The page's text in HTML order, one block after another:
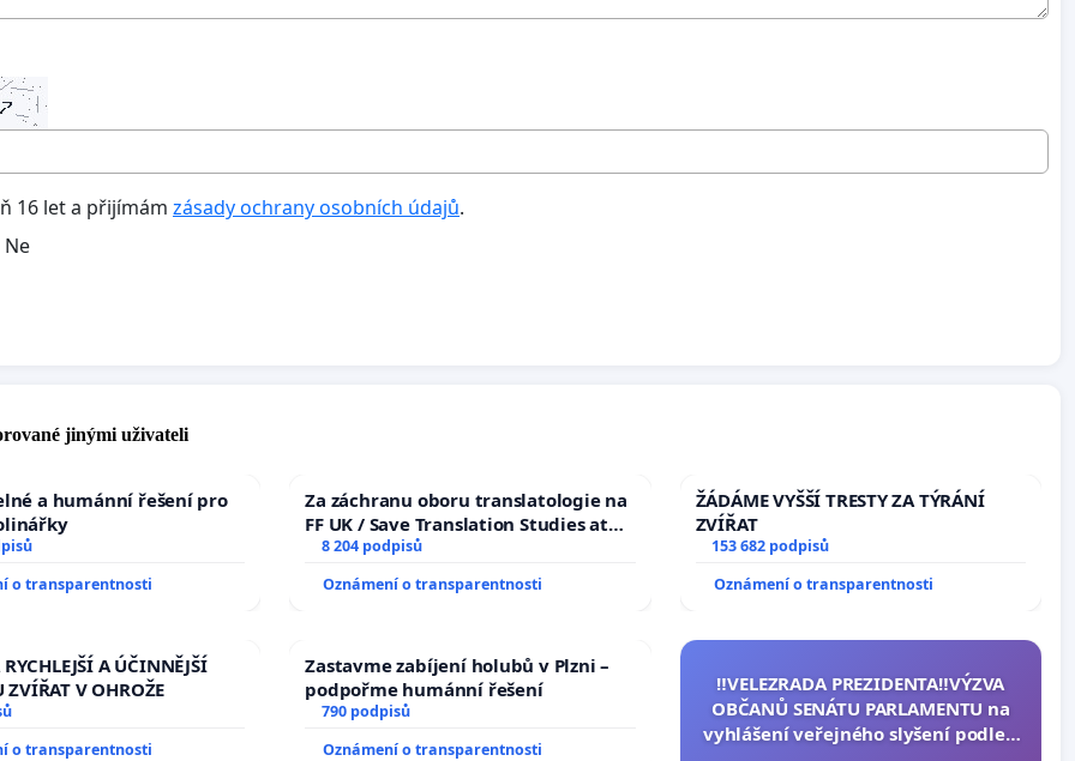
16 let a přijímám zásady ochrany osobních údajů.
Ne
jinými uživateli
a humánní řešení pro
o transparentnosti
Za záchranu oboru translatologie na
FF UK / Save Translation Studies at
the Faculty of Arts, Charles
8 204 podpisů
Oznámení o transparentnosti
ŽÁDÁME VYŠŠÍ TRESTY ZA TÝRÁNÍ
ZVÍŘAT
153 682 podpisů
Oznámení o transparentnosti
RYCHLEJŠÍ A ÚČINNĚJŠÍ
ZVÍŘAT V OHROŽE
o transparentnosti
Zastavme zabíjení holubů v Plzni –
podpořme humánní řešení
790 podpisů
Oznámení o transparentnosti
‼️VELEZRADA PREZIDENTA‼️VÝZVA
OBČANŮ SENÁTU PARLAMENTU na
vyhlášení veřejného slyšení podle §